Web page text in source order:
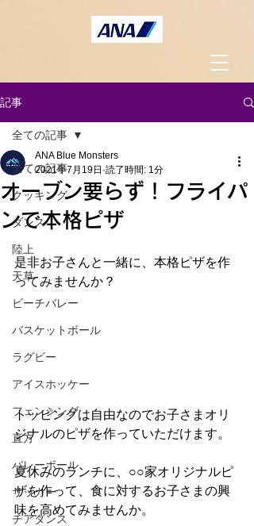
記事
全ての記事
クッキング
ダンス
陸上
天草
ビーチバレー
バスケットボール
ラグビー
アイスホッケー
フェンシング
直方
バレーボール
サッカー
チアダンス
全ての記事
オーブン要らず！フライパ
ンで本格ピザ
ANA Blue Monsters
2021年7月19日 読了時間: 1分
是非お子さんと一緒に、本格ピザを作
ってみませんか？
ベーキングパウダーを使うことで発酵
くピザが作れます。 生地をこねる作業
もボウルの中で完結するので粉の後始
トッピングは自由なのでお子さまオリ
ジナルのピザを作っていただけます。
夏休みのランチに、○○家オリジナルピ
ザを作って、食に対するお子さまの興
味を高めてみませんか。